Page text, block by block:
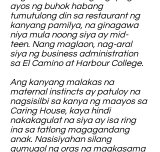
ayos ng buhok habang
tumutulong din sa restaurant ng
kanyang pamilya, na ginagawa
niya mula noong siya ay mid-
teen. Nang maglaon, nag-aral
siya ng business administration
sa El Camino at Harbour College.
Ang kanyang malakas na
maternal instincts ay patuloy na
nagsisilbi sa kanya ng maayos sa
Caring House, kaya hindi
nakakagulat na siya ay isa ring
ina sa tatlong magagandang
anak. Nasisiyahan silang
gumugol ng oras na magkasama